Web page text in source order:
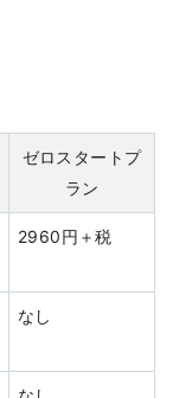
ゼロスタートプ
ラン
2960円＋税
なし